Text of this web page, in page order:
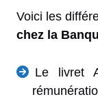
Voici les
chez la
Le livret